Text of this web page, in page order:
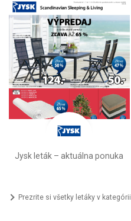
Jysk leták – aktuálna ponuka
Prezrite si všetky letáky v kategórii